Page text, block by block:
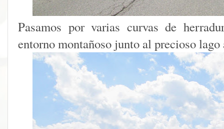
Pasamos por varias curvas de
entorno montañoso junto al precioso lago